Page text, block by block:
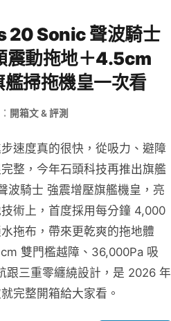
20 Sonic 聲波騎士
震動拖地＋4.5cm
掃拖機皇一次看
開箱文 & 評測
速度真的很快，從吸力、避障
整，今年石頭科技再推出旗艦
波騎士 強震增壓旗艦機皇，亮
術上，首度採用每分鐘 4,000
拖布，帶來更乾爽的拖地體
雙門檻越障、36,000Pa 吸
跟三重零纏繞設計，是 2026 年
完整開箱給大家看。